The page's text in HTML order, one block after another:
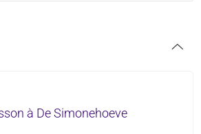
à De Simonehoeve